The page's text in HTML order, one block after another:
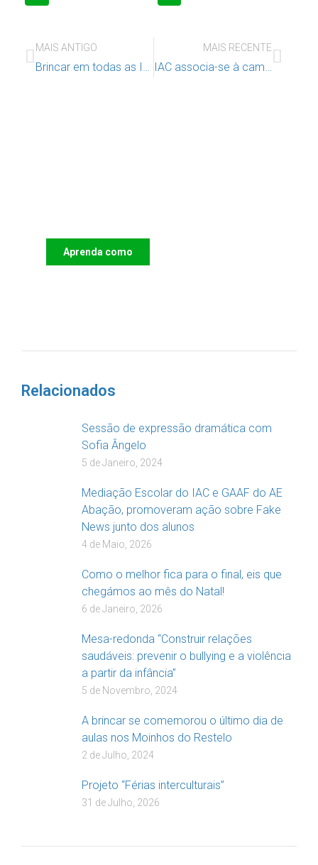
MAIS ANTIGO MAIS RECENTE
Aprenda como
Relacionados
Sessão de expressão dramática com
Sofia Ângelo
5 de Janeiro, 2024
Mediação Escolar do IAC e GAAF do AE
Abação, promoveram ação sobre Fake
News junto dos alunos
4 de Maio, 2026
Como o melhor fica para o final, eis que
chegámos ao mês do Natal!
6 de Janeiro, 2026
Mesa-redonda “Construir relações
saudáveis: prevenir o bullying e a violência
a partir da infância”
5 de Novembro, 2024
A brincar se comemorou o último dia de
aulas nos Moinhos do Restelo
2 de Julho, 2024
Projeto “Férias interculturais”
31 de Julho, 2026